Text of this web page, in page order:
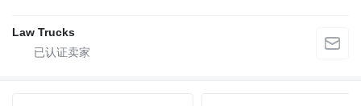
Law Trucks